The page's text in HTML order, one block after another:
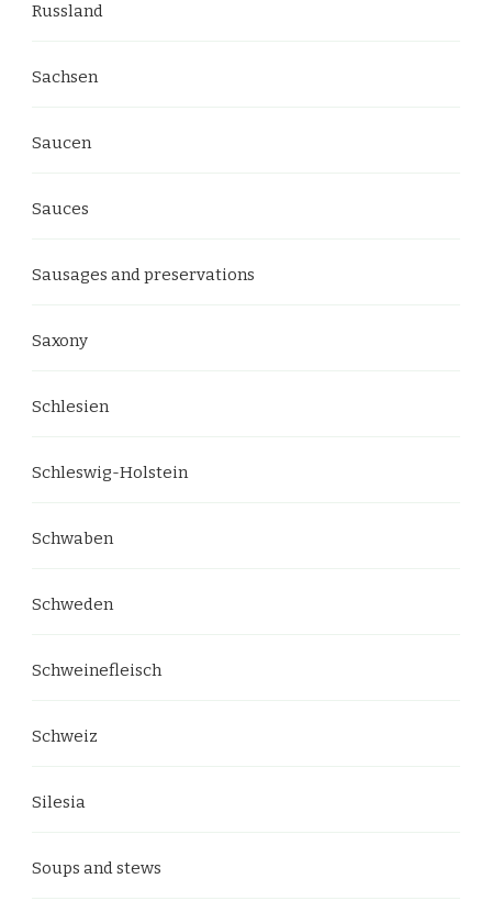
Russland
Sachsen
Saucen
Sauces
Sausages and preservations
Saxony
Schlesien
Schleswig-Holstein
Schwaben
Schweden
Schweinefleisch
Schweiz
Silesia
Soups and stews